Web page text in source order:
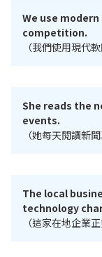
We use
competition.
（我們使用現代
She reads the
events.
（她每天閱讀新
The local
technology
（這家在地企業